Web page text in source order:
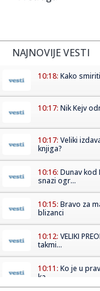
NAJNOVIJE VESTI
10:18: Kako
10:17: Nik Kejv
10:17: Veliki
knjiga?
10:16: Dunav kod
snazi ogr...
10:15: Bravo za
blizanci
10:12: VELIKI
takmi...
10:11: Ko je u
ka...